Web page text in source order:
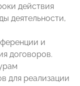
действия
деятельности,
и
договоров.
для реализации